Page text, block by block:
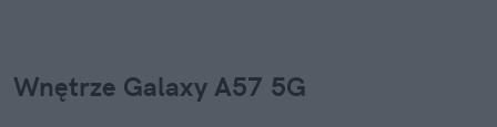
Wnętrze Galaxy A57 5G